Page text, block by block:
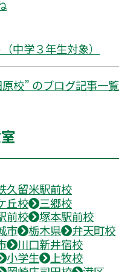
中学３年生対象）
校” のブログ記事一覧
久留米駅前校
丘校
三郷校
前校
塚本駅前校
市 栃木県
弁天町校
川口新井宿校
小学生
上牧校